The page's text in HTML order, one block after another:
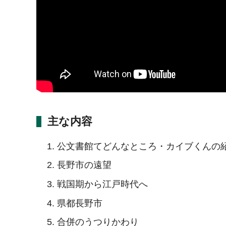
主な内容
公文書館てどんなところ・カイブくんの
長野市の遠望
戦国期から江戸時代へ
県都長野市
合併のうつりかわり